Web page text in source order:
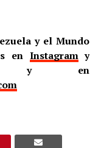
y el Mundo
en Instagramy
en